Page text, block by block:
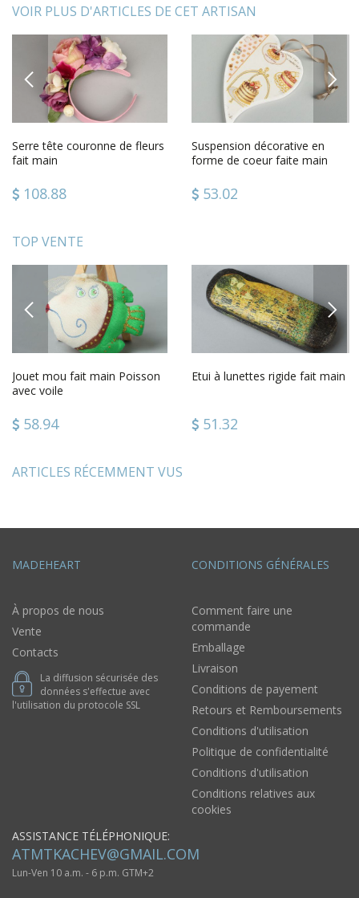
VOIR PLUS D'ARTICLES DE CET ARTISAN
PREVIOUS
Serre tête couronne de fleurs
fait main
108.88
Suspension décorative en
forme de coeur faite main
53.02
NEXT
TOP VENTE
PREVIOUS
Jouet mou fait main Poisson
avec voile
58.94
Etui à lunettes rigide fait main
51.32
NEXT
ARTICLES RÉCEMMENT VUS
MADEHEART
À propos de nous
Vente
Contacts
La diffusion sécurisée des
données s'effectue avec
l'utilisation du protocole SSL
CONDITIONS GÉNÉRALES
Comment faire une
commande
Emballage
Livraison
Conditions de payement
Retours et Remboursements
Conditions d'utilisation
Politique de confidentialité
Conditions d'utilisation
Conditions relatives aux
cookies
ASSISTANCE TÉLÉPHONIQUE:
ATMTKACHEV@GMAIL.COM
Lun-Ven 10 a.m. - 6 p.m. GTM+2